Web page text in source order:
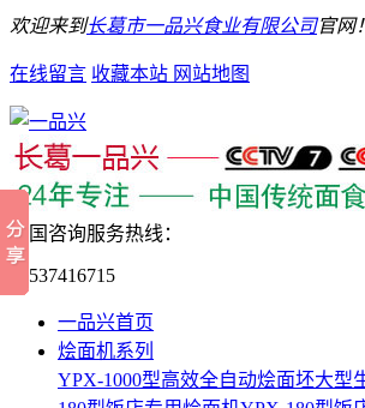
欢迎来到长葛市一品兴食业有限公司官网！
在线留言 收藏本站 网站地图
全国咨询服务热线：
15537416715
一品兴首页
烩面机系列
YPX-1000型高效全自动烩面坯大型